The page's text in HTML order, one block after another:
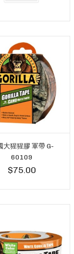
大猩猩膠 軍帶 G-
60109
$75.00